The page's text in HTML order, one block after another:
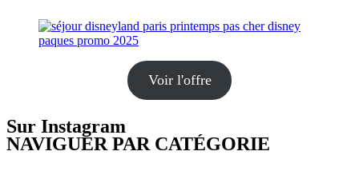
Voir l'offre
Sur Instagram
NAVIGUER PAR CATÉGORIE